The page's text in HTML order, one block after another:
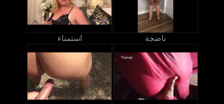
استمناء ناضجة